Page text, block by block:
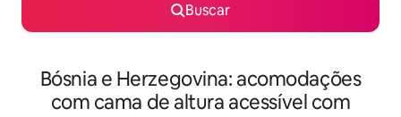
Buscar
Bósnia e Herzegovina: acomodações
com cama de altura acessível com